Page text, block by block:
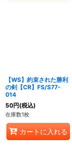
【WS】約束された勝利
の剣【CR】FS/S77-
014
50円(税込)
在庫数1枚
カートに入れる